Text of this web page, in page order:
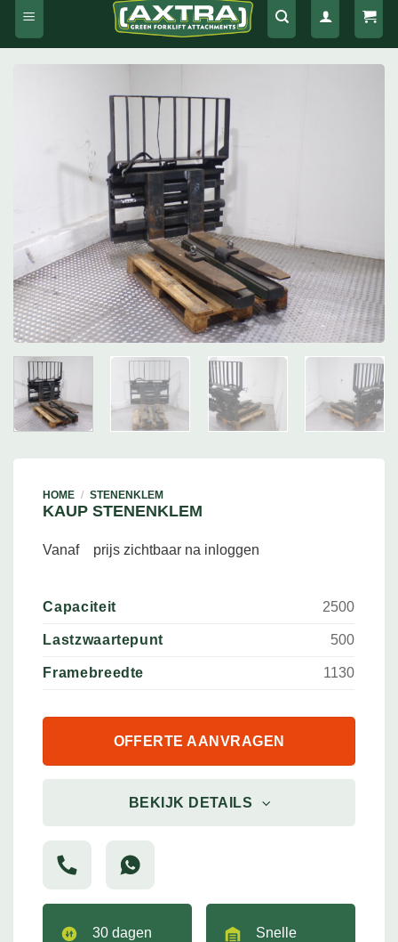
HOME / STENENKLEM
KAUP STENENKLEM
Vanaf prijs zichtbaar na inloggen
Capaciteit 2500
Lastzwaartepunt 500
Framebreedte 1130
OFFERTE AANVRAGEN
BEKIJK DETAILS
30 dagen
Snelle